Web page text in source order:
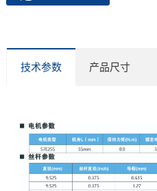
技术参数 产品尺寸